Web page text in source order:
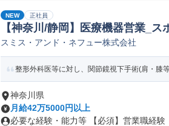
NEW 正社員
【神奈川/静岡】医療機器営業_
療機器法人営業
スミス・アンド・ネフュー株式会社
整形外科医等に対し、関節鏡視下手術(肩・膝
神奈川県
月給42万5000円以上
必要な経験・能力等 【必須】営業職経験